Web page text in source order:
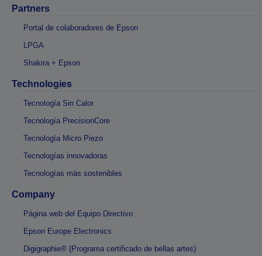
Partners
Portal de colaboradores de Epson
LPGA
Shakira + Epson
Technologies
Tecnología Sin Calor
Tecnología PrecisionCore
Tecnología Micro Piezo
Tecnologías innovadoras
Tecnologías más sostenibles
Company
Página web del Equipo Directivo
Epson Europe Electronics
Digigraphie® (Programa certificado de bellas artes)